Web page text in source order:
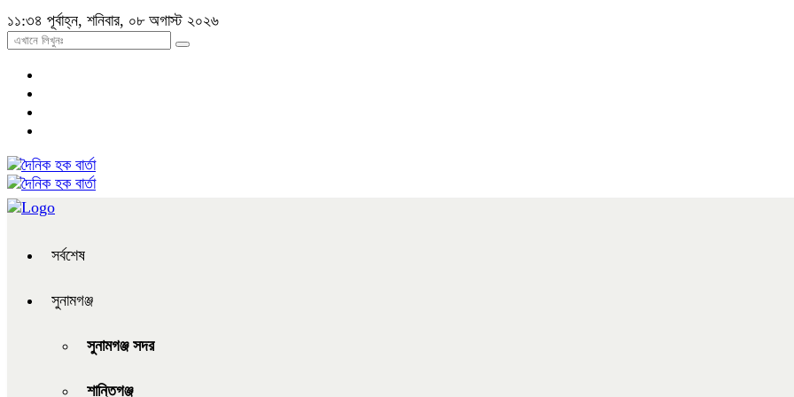
১১:৩৪ পূর্বাহ্ন, শনিবার, ০৮ অগাস্ট ২০২৬
সর্বশেষ
সুনামগঞ্জ
সুনামগঞ্জ সদর
শান্তিগঞ্জ